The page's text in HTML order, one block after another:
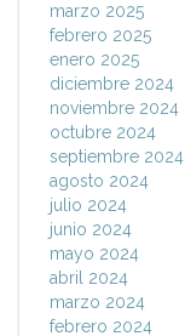
marzo 2025
febrero 2025
enero 2025
diciembre 2024
noviembre 2024
octubre 2024
septiembre 2024
agosto 2024
julio 2024
junio 2024
mayo 2024
abril 2024
marzo 2024
febrero 2024